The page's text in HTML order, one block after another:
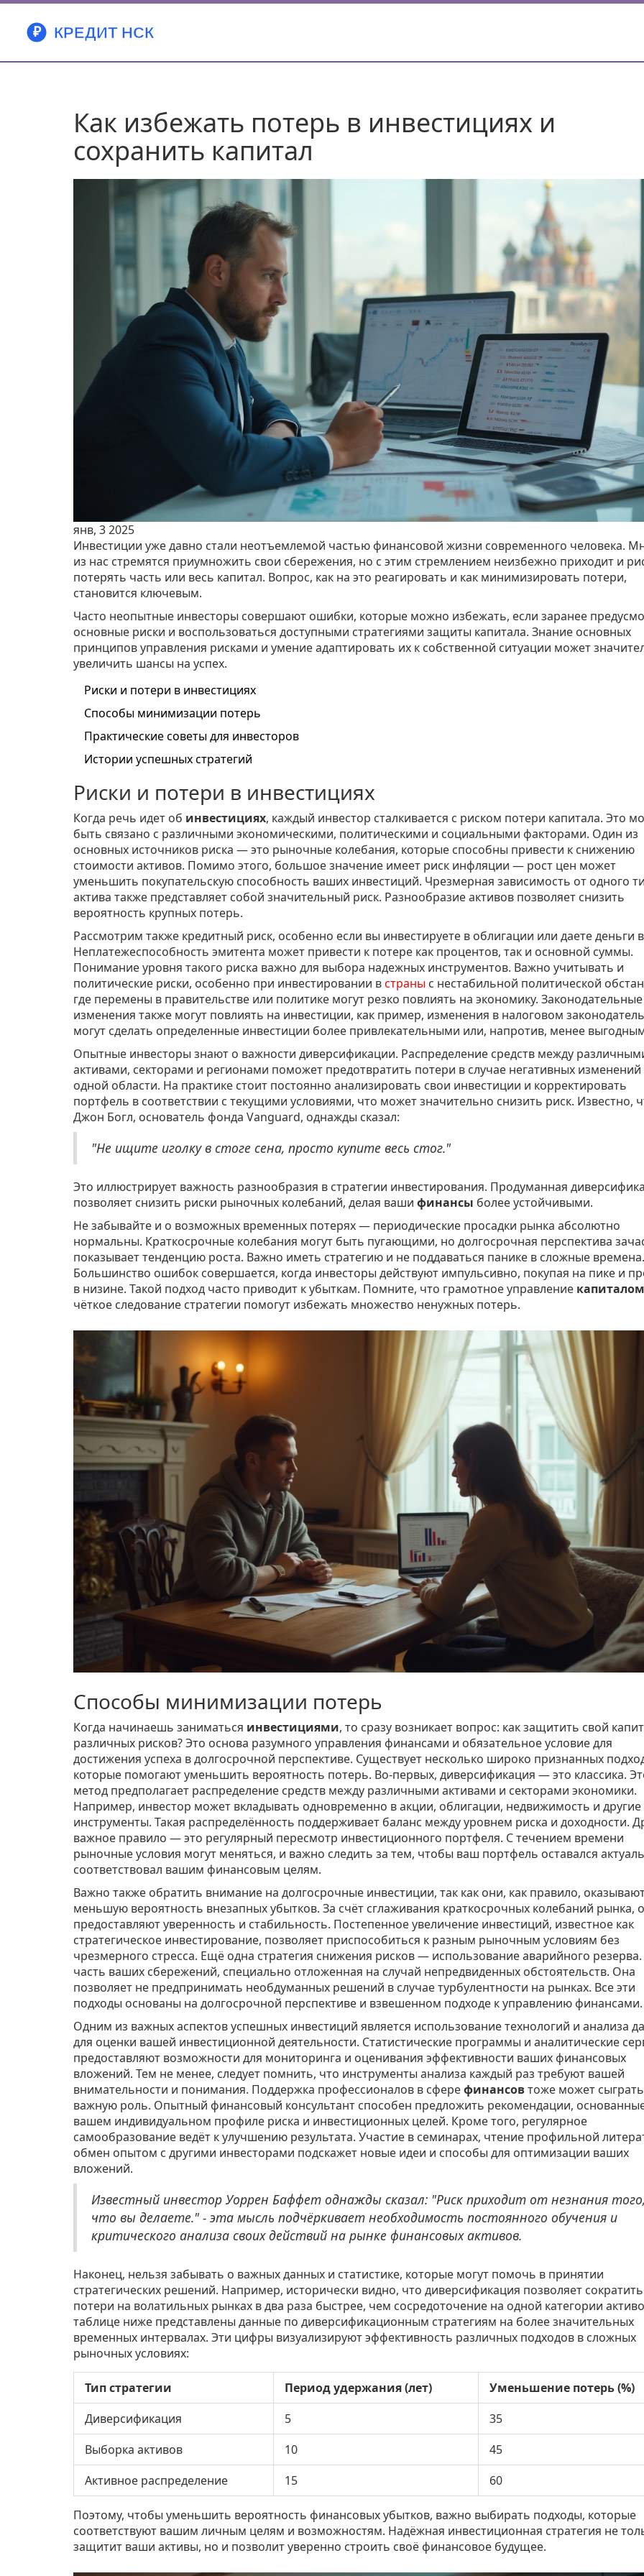
Как избежать потерь в инвестициях и
сохранить капитал
янв, 3 2025
Инвестиции уже давно стали неотъемлемой частью финансовой жизни современного человека.
из нас стремятся приумножить свои сбережения, но с этим стремлением неизбежно приходит и
потерять часть или весь капитал. Вопрос, как на это реагировать и как минимизировать потери,
становится ключевым.
Часто неопытные инвесторы совершают ошибки, которые можно избежать, если заранее
основные риски и воспользоваться доступными стратегиями защиты капитала. Знание основных
принципов управления рисками и умение адаптировать их к собственной ситуации может
увеличить шансы на успех.
Риски и потери в инвестициях
Способы минимизации потерь
Практические советы для инвесторов
Истории успешных стратегий
Риски и потери в инвестициях
Когда речь идет об инвестициях, каждый инвестор сталкивается с риском потери капитала. Это
быть связано с различными экономическими, политическими и социальными факторами. Один из
основных источников риска — это рыночные колебания, которые способны привести к снижению
стоимости активов. Помимо этого, большое значение имеет риск инфляции — рост цен может
уменьшить покупательскую способность ваших инвестиций. Чрезмерная зависимость от одного
актива также представляет собой значительный риск. Разнообразие активов позволяет снизить
вероятность крупных потерь.
Рассмотрим также кредитный риск, особенно если вы инвестируете в облигации или даете деньги
Неплатежеспособность эмитента может привести к потере как процентов, так и основной суммы.
Понимание уровня такого риска важно для выбора надежных инструментов. Важно учитывать и
политические риски, особенно при инвестировании встраны с нестабильной политической
где перемены в правительстве или политике могут резко повлиять на экономику. Законодательные
изменения также могут повлиять на инвестиции, как пример, изменения в налоговом
могут сделать определенные инвестиции более привлекательными или, напротив, менее
Опытные инвесторы знают о важности диверсификации. Распределение средств между
активами, секторами и регионами поможет предотвратить потери в случае негативных изменений
одной области. На практике стоит постоянно анализировать свои инвестиции и корректировать
портфель в соответствии с текущими условиями, что может значительно снизить риск. Известно,
Джон Богл, основатель фонда Vanguard, однажды сказал:
"Не ищите иголку в стоге сена, просто купите весь стог."
Это иллюстрирует важность разнообразия в стратегии инвестирования. Продуманная
позволяет снизить риски рыночных колебаний, делая ваши финансы более устойчивыми.
Не забывайте и о возможных временных потерях — периодические просадки рынка абсолютно
нормальны. Краткосрочные колебания могут быть пугающими, но долгосрочная перспектива
показывает тенденцию роста. Важно иметь стратегию и не поддаваться панике в сложные времена.
Большинство ошибок совершается, когда инвесторы действуют импульсивно, покупая на пике и
в низине. Такой подход часто приводит к убыткам. Помните, что грамотное управление капиталом
чёткое следование стратегии помогут избежать множество ненужных потерь.
Способы минимизации потерь
Когда начинаешь заниматься инвестициями, то сразу возникает вопрос: как защитить свой
различных рисков? Это основа разумного управления финансами и обязательное условие для
достижения успеха в долгосрочной перспективе. Существует несколько широко признанных
которые помогают уменьшить вероятность потерь. Во-первых, диверсификация — это классика.
метод предполагает распределение средств между различными активами и секторами экономики.
Например, инвестор может вкладывать одновременно в акции, облигации, недвижимость и другие
инструменты. Такая распределённость поддерживает баланс между уровнем риска и доходности.
важное правило — это регулярный пересмотр инвестиционного портфеля. С течением времени
рыночные условия могут меняться, и важно следить за тем, чтобы ваш портфель оставался
соответствовал вашим финансовым целям.
Важно также обратить внимание на долгосрочные инвестиции, так как они, как правило,
меньшую вероятность внезапных убытков. За счёт сглаживания краткосрочных колебаний рынка,
предоставляют уверенность и стабильность. Постепенное увеличение инвестиций, известное как
стратегическое инвестирование, позволяет приспособиться к разным рыночным условиям без
чрезмерного стресса. Ещё одна стратегия снижения рисков — использование аварийного
часть ваших сбережений, специально отложенная на случай непредвиденных обстоятельств. Она
позволяет не предпринимать необдуманных решений в случае турбулентности на рынках. Все эти
подходы основаны на долгосрочной перспективе и взвешенном подходе к управлению финансами.
Одним из важных аспектов успешных инвестиций является использование технологий и анализа
для оценки вашей инвестиционной деятельности. Статистические программы и аналитические
предоставляют возможности для мониторинга и оценивания эффективности ваших финансовых
вложений. Тем не менее, следует помнить, что инструменты анализа каждый раз требуют вашей
внимательности и понимания. Поддержка профессионалов в сферефинансовтоже может сыграть
важную роль. Опытный финансовый консультант способен предложить рекомендации,
вашем индивидуальном профиле риска и инвестиционных целей. Кроме того, регулярное
самообразование ведёт к улучшению результата. Участие в семинарах, чтение профильной
обмен опытом с другими инвесторами подскажет новые идеи и способы для оптимизации ваших
вложений.
Известный инвестор Уоррен Баффет однажды сказал: "Риск приходит от незнания
что вы делаете." - эта мысль подчёркивает необходимость постоянного обучения и
критического анализа своих действий на рынке финансовых активов.
Наконец, нельзя забывать о важных данных и статистике, которые могут помочь в принятии
стратегических решений. Например, исторически видно, что диверсификация позволяет сократить
потери на волатильных рынках в два раза быстрее, чем сосредоточение на одной категории
таблице ниже представлены данные по диверсификационным стратегиям на более значительных
временных интервалах. Эти цифры визуализируют эффективность различных подходов в сложных
рыночных условиях:
Тип стратегии Период удержания (лет)
Уменьшение потерь (%)
Диверсификация
5
35
Выборка активов
10
45
Активное распределение
15 60
Поэтому, чтобы уменьшить вероятность финансовых убытков, важно выбирать подходы, которые
соответствуют вашим личным целям и возможностям. Надёжная инвестиционная стратегия не
защитит ваши активы, но и позволит уверенно строить своё финансовое будущее.